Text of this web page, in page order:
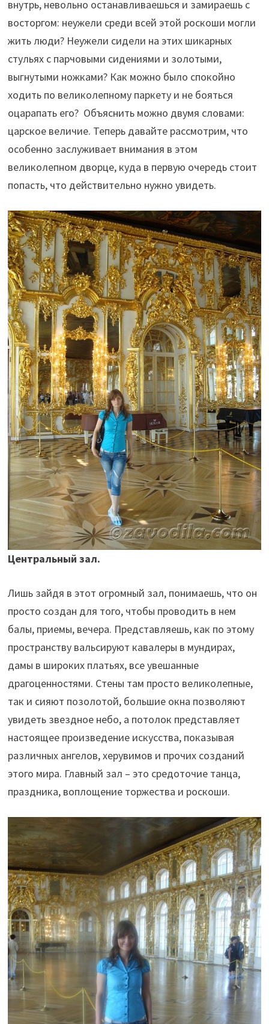
внутрь, невольно останавливаешься и замираешь с
восторгом: неужели среди всей этой роскоши могли
жить люди? Неужели сидели на этих шикарных
стульях с парчовыми сидениями и золотыми,
выгнутыми ножками? Как можно было спокойно
ходить по великолепному паркету и не бояться
оцарапать его? Объяснить можно двумя словами:
царское величие. Теперь давайте рассмотрим, что
особенно заслуживает внимания в этом
великолепном дворце, куда в первую очередь стоит
попасть, что действительно нужно увидеть.
Центральный зал.
Лишь зайдя в этот огромный зал, понимаешь, что он
просто создан для того, чтобы проводить в нем
балы, приемы, вечера. Представляешь, как по этому
пространству вальсируют кавалеры в мундирах,
дамы в широких платьях, все увешанные
драгоценностями. Стены там просто великолепные,
так и сияют позолотой, большие окна позволяют
увидеть звездное небо, а потолок представляет
настоящее произведение искусства, показывая
различных ангелов, херувимов и прочих созданий
этого мира. Главный зал – это средоточие танца,
праздника, воплощение торжества и роскоши.